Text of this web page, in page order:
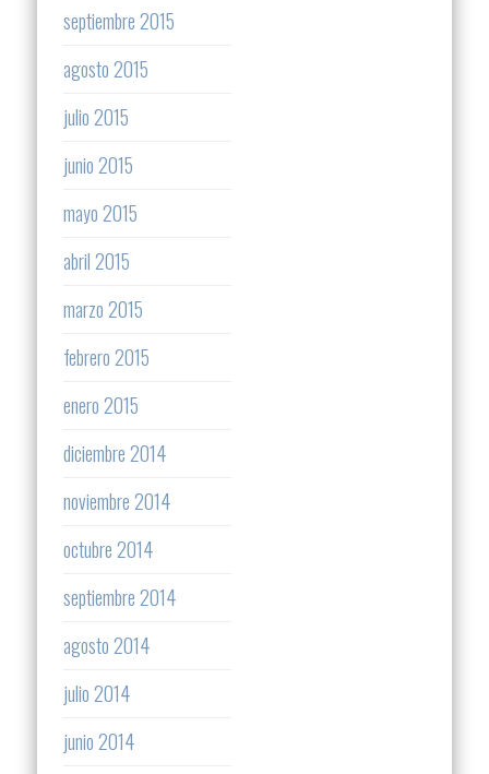
septiembre 2015
agosto 2015
julio 2015
junio 2015
mayo 2015
abril 2015
marzo 2015
febrero 2015
enero 2015
diciembre 2014
noviembre 2014
octubre 2014
septiembre 2014
agosto 2014
julio 2014
junio 2014